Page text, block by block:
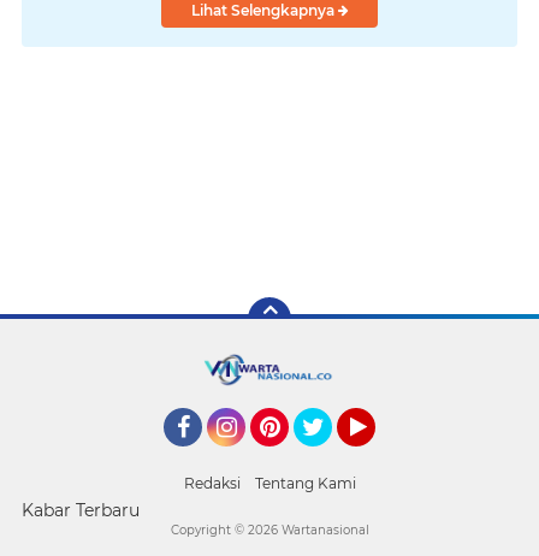
Lihat Selengkapnya
Redaksi Tentang Kami
Kabar Terbaru
Copyright © 2026 Wartanasional